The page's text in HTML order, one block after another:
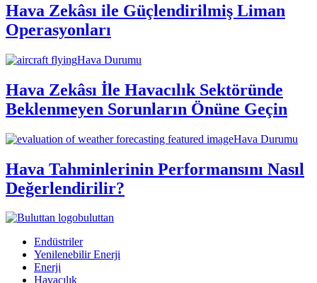
Hava Zekâsı ile Güçlendirilmiş Liman
Operasyonları
Hava Durumu
Hava Zekâsı İle Havacılık Sektöründe
Beklenmeyen Sorunların Önüne Geçin
Hava Durumu
Hava Tahminlerinin Performansını Nasıl
Değerlendirilir?
buluttan
Endüstriler
Yenilenebilir Enerji
Enerji
Havacılık